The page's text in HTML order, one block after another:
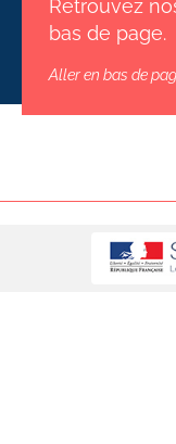
Retrouvez
bas de page.
Aller en bas de